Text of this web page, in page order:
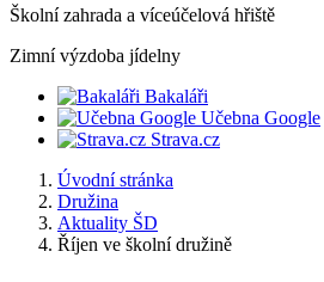
Školní zahrada a víceúčelová hřiště
Zimní výzdoba jídelny
Bakaláři
Učebna Google
Strava.cz
Úvodní stránka
Družina
Aktuality ŠD
Říjen ve školní družině